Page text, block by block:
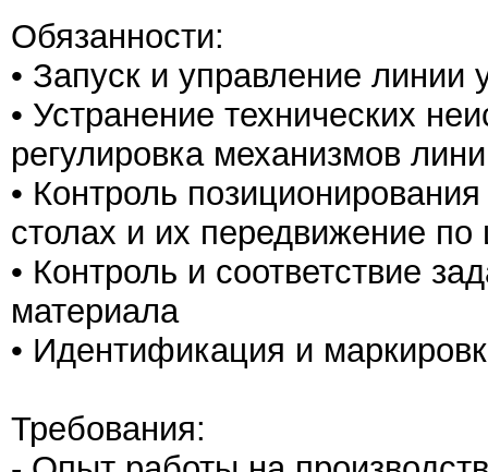
Обязанности:
• Запуск и управление линии
• Устранение технических
регулировка механизмов
• Контроль
столах и их передвижение
• Контроль и соответствие
материала
• Идентификация и
Требования: